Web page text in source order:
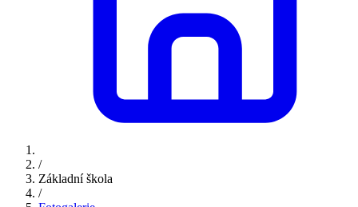
/
Základní škola
/